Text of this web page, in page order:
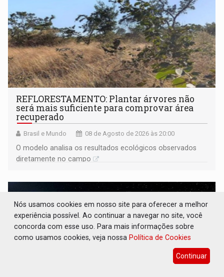
REFLORESTAMENTO: Plantar árvores não
será mais suficiente para comprovar área
recuperado
Brasil e Mundo 08 de Agosto de 2026 às 20:00
O modelo analisa os resultados ecológicos observados
diretamente no campo
Nós usamos cookies em nosso site para oferecer a melhor
experiência possível. Ao continuar a navegar no site, você
concorda com esse uso. Para mais informações sobre
como usamos cookies, veja nossa Política de Cookies
Continuar